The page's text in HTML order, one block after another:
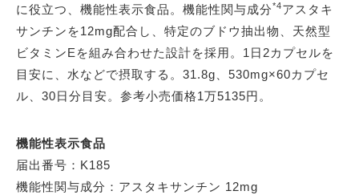
に役立つ、機能性表示食品。機能性関与成分*4アスタキ
サンチンを12mg配合し、特定のブドウ抽出物、天然型
ビタミンEを組み合わせた設計を採用。1日2カプセルを
目安に、水などで摂取する。31.8g、530mg×60カプセ
ル、30日分目安。参考小売価格1万5135円。
機能性表示食品
届出番号：K185
機能性関与成分：アスタキサンチン 12mg